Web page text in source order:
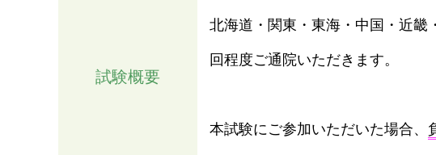
試験概要
北海道・関東・東海・中国・近畿
回程度ご通院いただきます。
本試験にご参加いただいた場合、